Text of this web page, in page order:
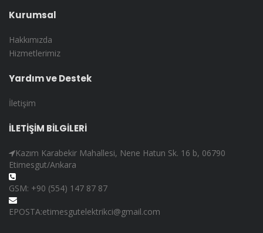
Kurumsal
Hakkımızda
Hizmetlerimiz
Yardım ve Destek
İletişim
İLETİŞİM BİLGİLERİ
Kazım Karabekir Mahallesi, Nene Hatun Sk. 16 b, 06790
Etimesgut/Ankara
GSM: +90 (554) 147 87 87
EPOSTA:etimesgutelektrikci@gmail.com